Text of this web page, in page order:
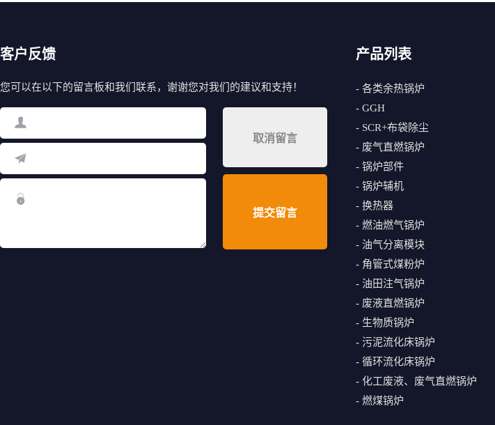
客户反馈
您可以在以下的留言板和我们联系，谢谢您对我们的建议和支持！
产品列表
- 各类余热锅炉
- GGH
- SCR+布袋除尘
- 废气直燃锅炉
- 锅炉部件
- 锅炉辅机
- 换热器
- 燃油燃气锅炉
- 油气分离模块
- 角管式煤粉炉
- 油田注气锅炉
- 废液直燃锅炉
- 生物质锅炉
- 污泥流化床锅炉
- 循环流化床锅炉
- 化工废液、废气直燃锅炉
- 燃煤锅炉